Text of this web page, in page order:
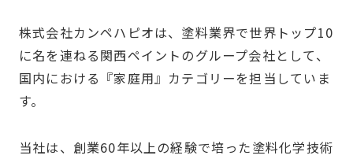
お問い合わせ
関西ペイントHP
株式会社カンペハピオは、塗料業界で世界トップ10
に名を連ねる関西ペイントのグループ会社として、
国内における『家庭用』カテゴリーを担当していま
す。
当社は、創業60年以上の経験で培った塗料化学技術